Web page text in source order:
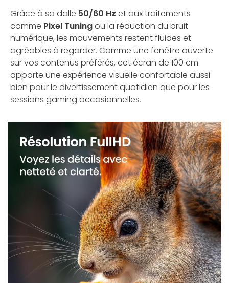
Grâce à sa dalle 50/60 Hz et aux traitements
comme Pixel Tuningou la réduction du bruit
numérique, les mouvements restent fluides et
agréables à regarder. Comme une fenêtre ouverte
sur vos contenus préférés, cet écran de 100 cm
apporte une expérience visuelle confortable aussi
bien pour le divertissement quotidien que pour les
sessions gaming occasionnelles.